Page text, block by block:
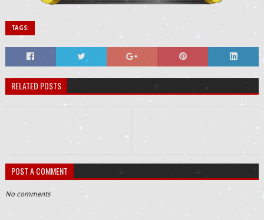
TAGS:
RELATED POSTS
POST A COMMENT
No comments